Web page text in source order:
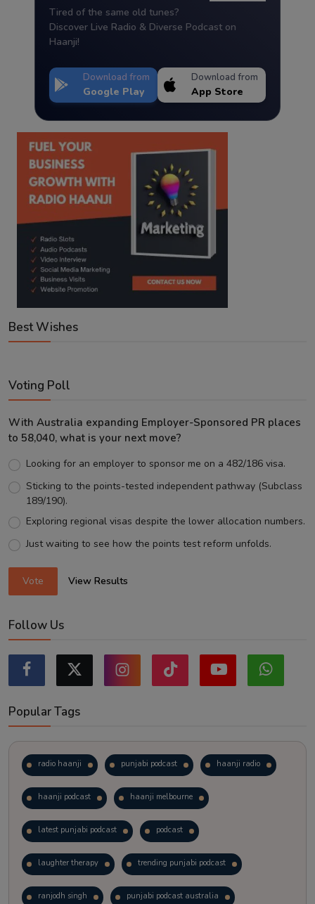
Tired of the same old tunes?
Discover Live Radio & Diverse Podcast on
Haanji!
Download from
Google Play
Download from
App Store
Best Wishes
Voting Poll
With Australia expanding Employer-Sponsored PR places
to 58,040, what is your next move?
Looking for an employer to sponsor me on a 482/186 visa.
Sticking to the points-tested independent pathway (Subclass
189/190).
Exploring regional visas despite the lower allocation numbers.
Just waiting to see how the points test reform unfolds.
Vote View Results
Follow Us
Popular Tags
radio haanji punjabi podcast haanji radio
haanji podcast haanji melbourne
latest punjabi podcast podcast
laughter therapy trending punjabi podcast
ranjodh singh punjabi podcast australia